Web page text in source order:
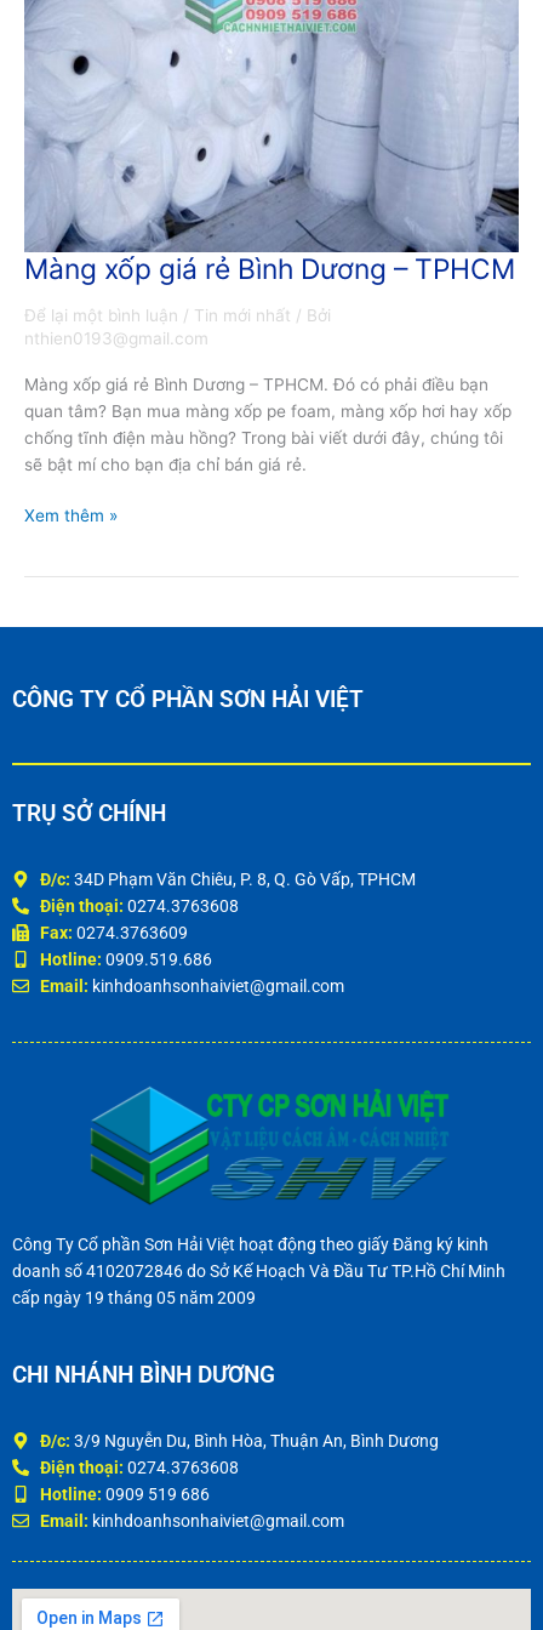
Màng xốp giá rẻ Bình Dương – TPHCM
Để lại một bình luận / Tin mới nhất / Bởi
nthien0193@gmail.com
Màng xốp giá rẻ Bình Dương – TPHCM. Đó có phải điều bạn
quan tâm? Bạn mua màng xốp pe foam, màng xốp hơi hay xốp
chống tĩnh điện màu hồng? Trong bài viết dưới đây, chúng tôi
sẽ bật mí cho bạn địa chỉ bán giá rẻ.
Màng
giá
rẻ
Dương
–
TPHCM
Xem thêm »
CÔNG TY CỔ PHẦN SƠN HẢI VIỆT
TRỤ SỞ CHÍNH
Đ/c: 34D Phạm Văn Chiêu, P. 8, Q. Gò Vấp, TPHCM
Điện thoại: 0274.3763608
Fax: 0274.3763609
Hotline: 0909.519.686
Email: kinhdoanhsonhaiviet@gmail.com
Công Ty Cổ phần Sơn Hải Việt hoạt động theo giấy Đăng ký kinh
doanh số 4102072846 do Sở Kế Hoạch Và Đầu Tư TP.Hồ Chí Minh
cấp ngày 19 tháng 05 năm 2009
CHI NHÁNH BÌNH DƯƠNG
Đ/c: 3/9 Nguyễn Du, Bình Hòa, Thuận An, Bình Dương
Điện thoại: 0274.3763608
Hotline: 0909 519 686
Email: kinhdoanhsonhaiviet@gmail.com